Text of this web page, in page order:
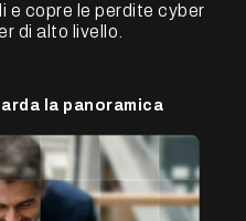
e copre le perdite cyber
di alto livello.
la panoramica